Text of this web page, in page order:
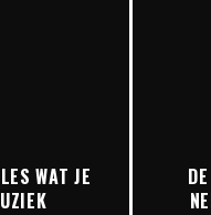
WAT JE